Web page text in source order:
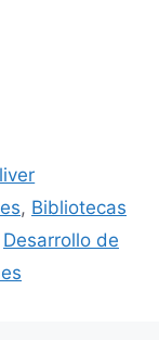
, Bibliotecas
Desarrollo de